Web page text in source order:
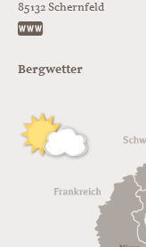
85132 Schernfeld
Bergwetter